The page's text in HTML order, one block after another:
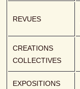
REVUES
CREATIONS
COLLECTIVES
EXPOSITIONS